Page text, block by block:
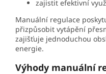
zajistit efektivní
Manuální regulace
přizpůsobit vytápění
zajišťuje jednoduchou
energie.
Výhody manuální